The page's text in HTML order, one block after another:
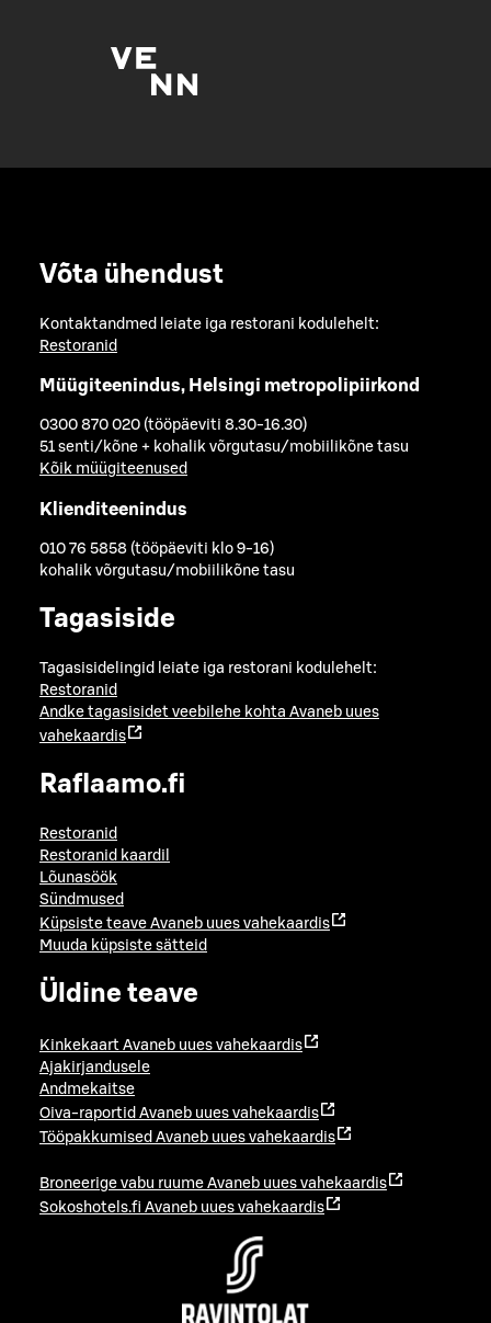
Võta ühendust
Kontaktandmed leiate iga restorani kodulehelt:
Restoranid
Müügiteenindus, Helsingi metropolipiirkond
0300 870 020 (tööpäeviti 8.30-16.30)
51 senti/kõne + kohalik võrgutasu/mobiilikõne tasu
Kõik müügiteenused
Klienditeenindus
010 76 5858 (tööpäeviti klo 9-16)
kohalik võrgutasu/mobiilikõne tasu
Tagasiside
Tagasisidelingid leiate iga restorani kodulehelt:
Restoranid
Andke tagasisidet veebilehe kohta Avaneb uues
vahekaardis
Raflaamo.fi
Restoranid
Restoranid kaardil
Lõunasöök
Sündmused
Küpsiste teave Avaneb uues vahekaardis
Muuda küpsiste sätteid
Üldine teave
Kinkekaart Avaneb uues vahekaardis
Ajakirjandusele
Andmekaitse
Oiva-raportid Avaneb uues vahekaardis
Tööpakkumised Avaneb uues vahekaardis
Broneerige vabu ruume Avaneb uues vahekaardis
Sokoshotels.fi Avaneb uues vahekaardis